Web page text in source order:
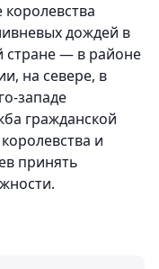
дождей в
стране — в районе
на севере, в
западе
гражданской
и
принять